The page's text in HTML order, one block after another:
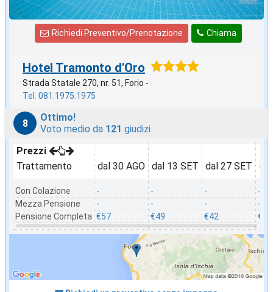
Chiama
Richiedi Preventivo/Prenotazione
Hotel Tramonto d'Oro
Strada Statale 270, nr. 51, Forio -
Tel. 081.1975.1975
8
Ottimo!
Voto medio da 121 giudizi
Prezzi
Trattamento
Con Colazione
Mezza Pensione
Pensione Completa
dal 30 AGO
-
-
€57
dal 13 SET
-
-
€49
dal 27 SET
-
-
€42
-
-
€35